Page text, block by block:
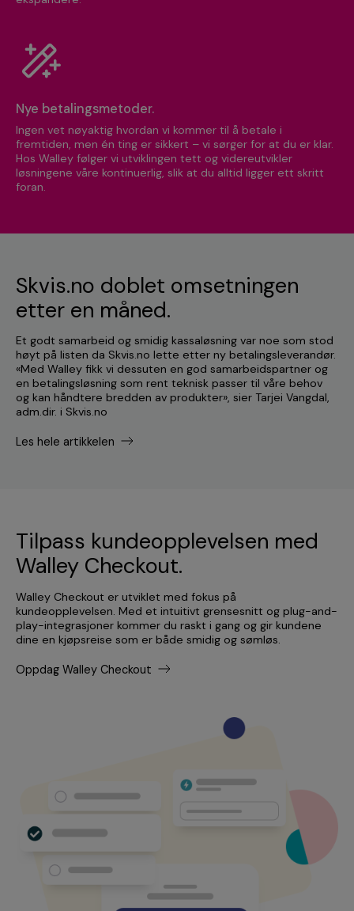
Nye betalingsmetoder.
Ingen vet nøyaktig hvordan vi kommer til å betale i
fremtiden, men én ting er sikkert – vi sørger for at du er klar.
Hos Walley følger vi utviklingen tett og videreutvikler
løsningene våre kontinuerlig, slik at du alltid ligger ett skritt
foran.
Skvis.no doblet omsetningen
etter en måned.
Et godt samarbeid og smidig kassaløsning var noe som stod
høyt på listen da Skvis.no lette etter ny betalingsleverandør.
«Med Walley fikk vi dessuten en god samarbeidspartner og
en betalingsløsning som rent teknisk passer til våre behov
og kan håndtere bredden av produkter», sier Tarjei Vangdal,
adm.dir. i Skvis.no
Les hele artikkelen
Tilpass kundeopplevelsen med
Walley Checkout.
Walley Checkout er utviklet med fokus på
kundeopplevelsen. Med et intuitivt grensesnitt og plug-and-
play-integrasjoner kommer du raskt i gang og gir kundene
dine en kjøpsreise som er både smidig og sømløs.
Oppdag Walley Checkout